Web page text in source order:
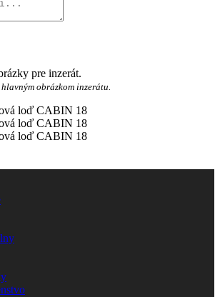
pre inzerát.
obrázkom inzerátu.